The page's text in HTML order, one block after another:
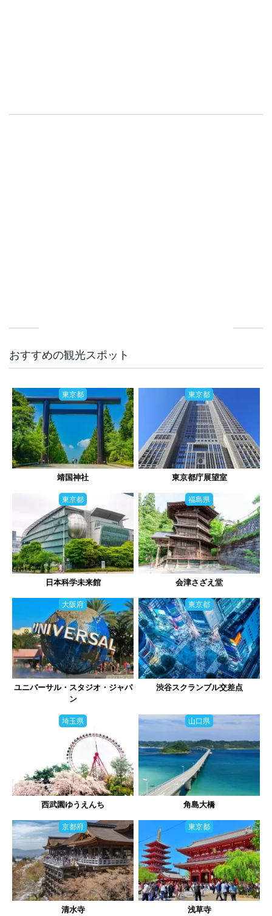
おすすめの観光スポット
東京都
靖国神社
東京都
東京都庁展望室
東京都
日本科学未来館
福島県
会津さざえ堂
大阪府
ユニバーサル・スタジオ・ジャパ
ン
東京都
渋谷スクランブル交差点
埼玉県
西武園ゆうえんち
山口県
角島大橋
京都府
清水寺
東京都
浅草寺